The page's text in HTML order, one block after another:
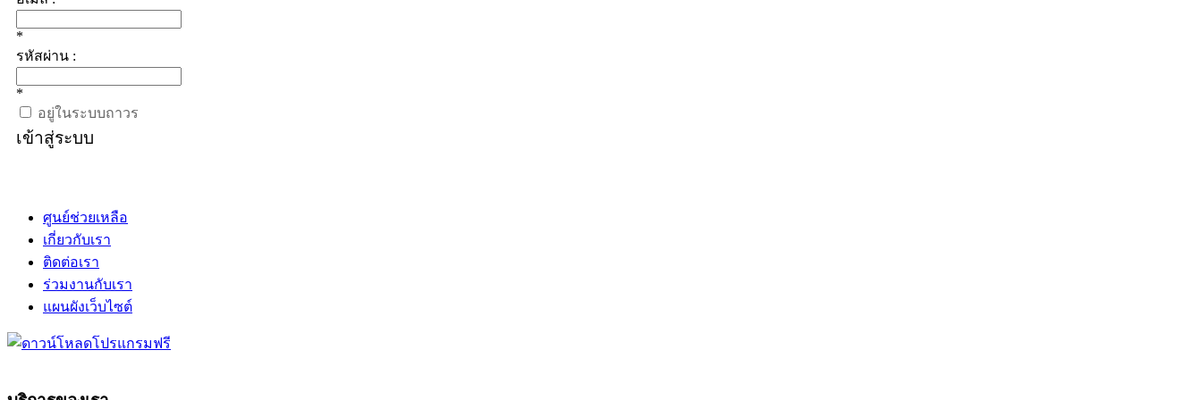
*
รหัสผ่าน :
*
อยู่ในระบบถาวร
เข้าสู่ระบบ
ศูนย์ช่วยเหลือ
เกี่ยวกับเรา
ติดต่อเรา
ร่วมงานกับเรา
แผนผังเว็บไซต์